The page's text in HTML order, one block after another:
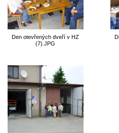
Den otevřených dveří v HZ
(7).JPG